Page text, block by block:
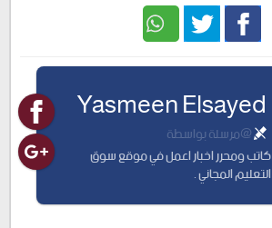
Yasmeen Elsayed
@مرسلة بواسطة
كاتب ومحرر اخبار اعمل في موقع سوق
التعليم المجاني .